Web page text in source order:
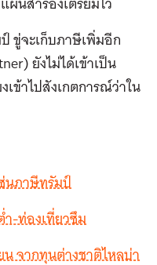
ขู่จะเก็บภาษีเพิ่มอีก
ยังไม่ได้เข้าเป็น
เข้าไปสังเกตการณ์ว่าใน
นภาษีทรัมป์
-ท่องเที่ยวซึม
น จากทุนต่างชาติไหลบ่า